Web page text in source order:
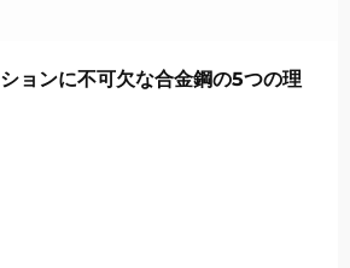
ョンに不可欠な合金鋼の5つの理